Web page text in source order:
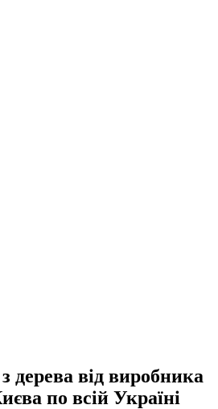
дерева від виробника
по всій Україні